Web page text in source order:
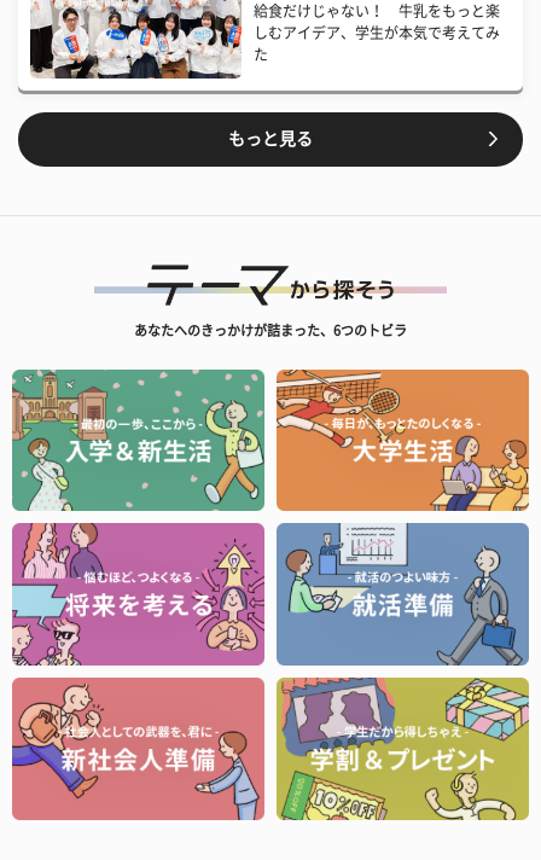
給食だけじゃない！ 牛乳をもっと楽
しむアイデア、学生が本気で考えてみ
た
もっと見る
あなたへのきっかけが詰まった、6つのトビラ